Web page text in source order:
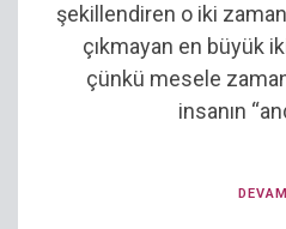
şekillendiren o iki zaman
çıkmayan en büyük
çünkü mesele
insanın
DEVAMI